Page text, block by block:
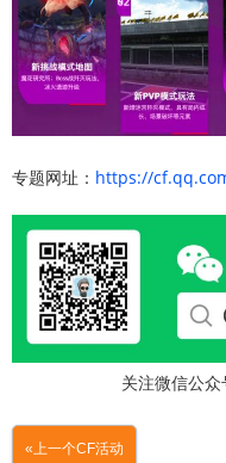
专题网址： https://
关注微信公
«上一个CF活动